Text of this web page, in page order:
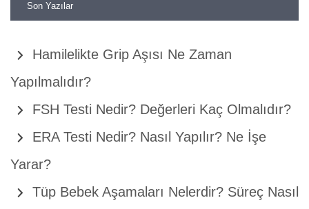
Son Yazılar
Hamilelikte Grip Aşısı Ne Zaman
Yapılmalıdır?
FSH Testi Nedir? Değerleri Kaç Olmalıdır?
ERA Testi Nedir? Nasıl Yapılır? Ne İşe
Yarar?
Tüp Bebek Aşamaları Nelerdir? Süreç Nasıl